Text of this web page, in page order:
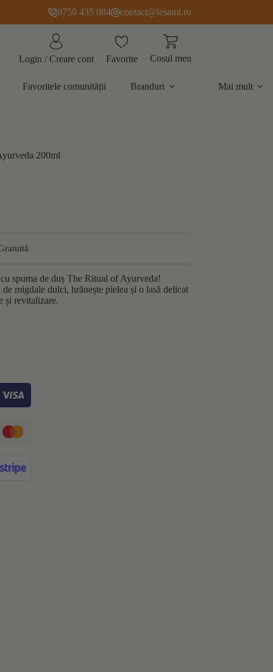
0750 435 084 contact@lesami.ro
Login / Creare cont Favorite Cosul meu
Favoritele comunității Branduri Mai mult
200ml
spuma de duș The Ritual of Ayurveda!
migdale dulci, hrănește pielea și o lasă delicat
și revitalizare.